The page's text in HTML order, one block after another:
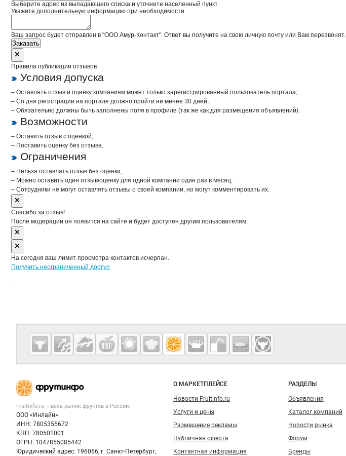
Выберите адрес из выпадающего списка и уточните населенный пункт
Укажите дополнительную информацию при необходимости
Ваш запрос будет отправлен в "ООО Амур-Контакт". Ответ вы получите на свою личную почту или Вам перезвонят.
Заказать
Правила публикации отзывов
Условия допуска
– Оставлять отзыв и оценку компаниям может только зарегистрированный пользователь портала;
– Со дня регистрации на портале должно пройти не менее 30 дней;
– Обязательно должны быть заполнены поля в профиле (так же как для размещения объявлений).
Возможности
– Оставить отзыв с оценкой;
– Поставить оценку без отзыва.
Ограничения
– Нельзя оставлять отзыв без оценки;
– Можно оставить один отзыв/оценку для одной компании один раз в месяц;
– Сотрудники не могут оставлять отзывы о своей компании, но могут комментировать их.
Спасибо за отзыв!
После модерации он появится на сайте и будет доступен другим пользователям.
На сегодня ваш лимит просмотра контактов исчерпан.
Получить неограниченный доступ
Дополнительная информация
Cсылки на полезные проекты
Fruitinfo.ru
— рынок
фруктов
Важные разделы и контакты
Fruitinfo.ru – весь рынок фруктов в России.
ООО «Инлайн»
ИНН: 7805355672
КПП: 780501001
ОГРН: 1047855085442
Юридический адрес: 196066, г. Санкт-Петербург,
Навигация по сайту
О МАРКЕТПЛЕЙСЕ
Новости Fruitinfo.ru
Услуги и цены
Размещение рекламы
Публичная оферта
Контактная информация
РАЗДЕЛЫ
Объявления
Каталог компаний
Новости рынка
Форум
Бренды